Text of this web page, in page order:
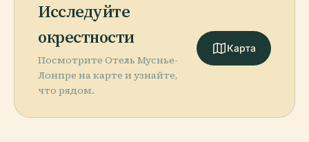
Исследуйте
окрестности
Посмотрите Отель Муснье-
Лонпре на карте и узнайте,
что рядом.
Карта